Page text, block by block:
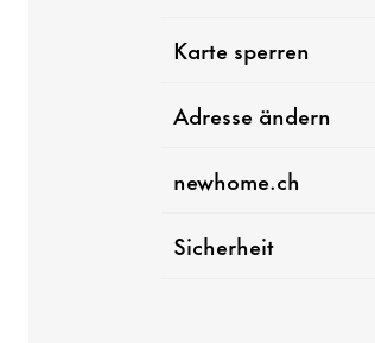
Karte sperren
Adresse ändern
newhome.ch
Sicherheit